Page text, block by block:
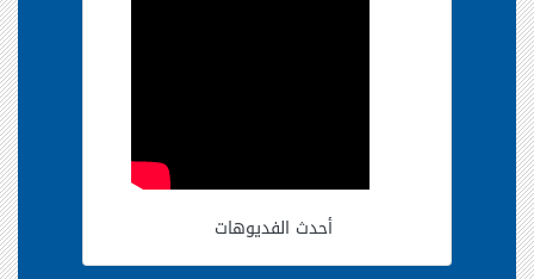
أحدث الفديوهات